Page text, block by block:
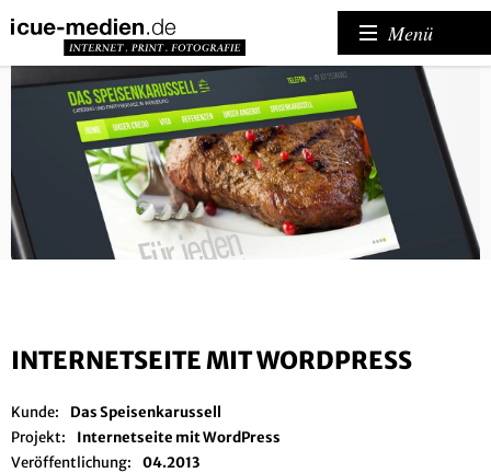
Menü
INTERNETSEITE MIT WORDPRESS
Kunde:
Das Speisenkarussell
Projekt:
Internetseite mit WordPress
Veröffentlichung:
04.2013